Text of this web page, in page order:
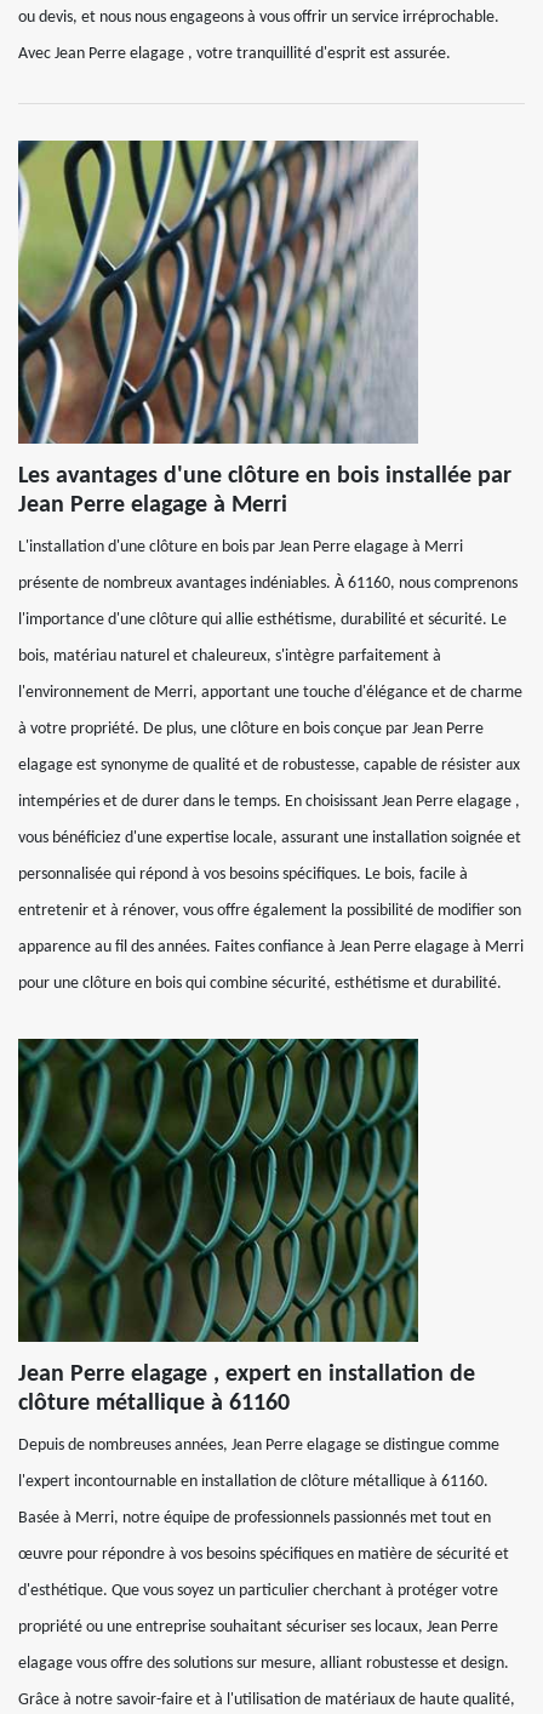
ou devis, et nous nous engageons à vous offrir un service irréprochable.
Avec Jean Perre elagage , votre tranquillité d'esprit est assurée.
Les avantages d'une clôture en bois installée par
Jean Perre elagage à Merri
L'installation d'une clôture en bois par Jean Perre elagage à Merri
présente de nombreux avantages indéniables. À 61160, nous comprenons
l'importance d'une clôture qui allie esthétisme, durabilité et sécurité. Le
bois, matériau naturel et chaleureux, s'intègre parfaitement à
l'environnement de Merri, apportant une touche d'élégance et de charme
à votre propriété. De plus, une clôture en bois conçue par Jean Perre
elagage est synonyme de qualité et de robustesse, capable de résister aux
intempéries et de durer dans le temps. En choisissant Jean Perre elagage ,
vous bénéficiez d'une expertise locale, assurant une installation soignée et
personnalisée qui répond à vos besoins spécifiques. Le bois, facile à
entretenir et à rénover, vous offre également la possibilité de modifier son
apparence au fil des années. Faites confiance à Jean Perre elagage à Merri
pour une clôture en bois qui combine sécurité, esthétisme et durabilité.
Jean Perre elagage , expert en installation de
clôture métallique à 61160
Depuis de nombreuses années, Jean Perre elagage se distingue comme
l'expert incontournable en installation de clôture métallique à 61160.
Basée à Merri, notre équipe de professionnels passionnés met tout en
œuvre pour répondre à vos besoins spécifiques en matière de sécurité et
d'esthétique. Que vous soyez un particulier cherchant à protéger votre
propriété ou une entreprise souhaitant sécuriser ses locaux, Jean Perre
elagage vous offre des solutions sur mesure, alliant robustesse et design.
Grâce à notre savoir-faire et à l'utilisation de matériaux de haute qualité,